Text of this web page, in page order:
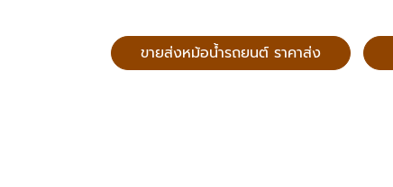
ขายส่งหม้อน้ำรถยนต์ ราคาส่ง